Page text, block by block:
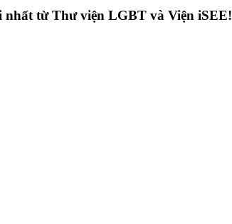
từ Thư viện LGBT và Viện iSEE!